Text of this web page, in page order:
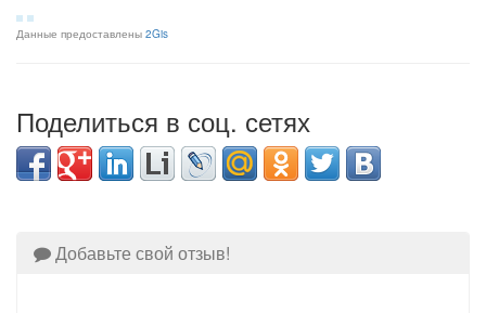
Данные предоставлены 2Gis
Поделиться в соц. сетях
Добавьте свой отзыв!